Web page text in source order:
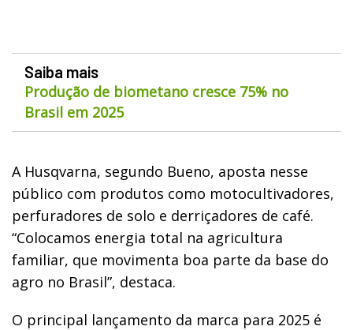
Saiba mais
Produção de biometano cresce 75% no
Brasil em 2025
A Husqvarna, segundo Bueno, aposta nesse
público com produtos como motocultivadores,
perfuradores de solo e derriçadores de café.
“Colocamos energia total na agricultura
familiar, que movimenta boa parte da base do
agro no Brasil”, destaca.
O principal lançamento da marca para 2025 é